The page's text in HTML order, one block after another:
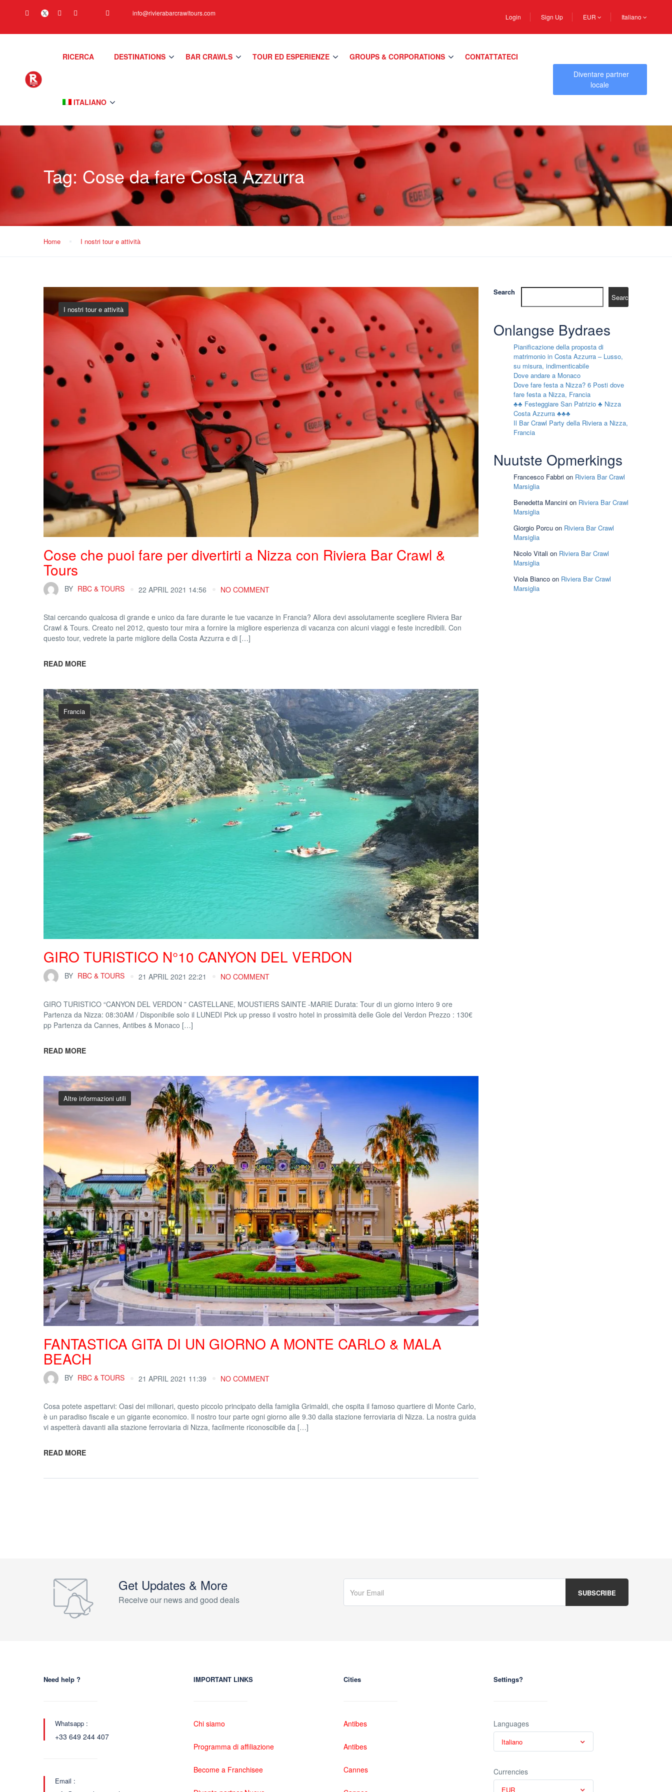
info@rivierabarcrawltours.com Login Sign Up EUR Italiano
RICERCA DESTINATIONS BAR CRAWLS TOUR ED ESPERIENZE GROUPS & CORPORATIONS CONTATTATECI
ITALIANO
Diventare partner
locale
Tag: Cose da fare Costa Azzurra
Home I nostri tour e attività
I nostri tour e attività
Cose che puoi fare per divertirti a Nizza con Riviera Bar Crawl &
Tours
BY RBC & TOURS 22 APRIL 2021 14:56 NO COMMENT
Stai cercando qualcosa di grande e unico da fare durante le tue vacanze in Francia? Allora devi assolutamente scegliere Riviera Bar
Crawl & Tours. Creato nel 2012, questo tour mira a fornire la migliore esperienza di vacanza con alcuni viaggi e feste incredibili. Con
questo tour, vedrete la parte migliore della Costa Azzurra e di […]
READ MORE
Francia
GIRO TURISTICO N°10 CANYON DEL VERDON
BY RBC & TOURS 21 APRIL 2021 22:21 NO COMMENT
GIRO TURISTICO “CANYON DEL VERDON ” CASTELLANE, MOUSTIERS SAINTE -MARIE Durata: Tour di un giorno intero 9 ore
Partenza da Nizza: 08:30AM / Disponibile solo il LUNEDI Pick up presso il vostro hotel in prossimità delle Gole del Verdon Prezzo : 130€
pp Partenza da Cannes, Antibes & Monaco […]
READ MORE
Altre informazioni utili
FANTASTICA GITA DI UN GIORNO A MONTE CARLO & MALA
BEACH
BY RBC & TOURS 21 APRIL 2021 11:39 NO COMMENT
Cosa potete aspettarvi: Oasi dei milionari, questo piccolo principato della famiglia Grimaldi, che ospita il famoso quartiere di Monte Carlo,
è un paradiso fiscale e un gigante economico. Il nostro tour parte ogni giorno alle 9.30 dalla stazione ferroviaria di Nizza. La nostra guida
vi aspetterà davanti alla stazione ferroviaria di Nizza, facilmente riconoscibile da […]
READ MORE
Search
Search
Onlangse Bydraes
Pianificazione della proposta di
matrimonio in Costa Azzurra – Lusso,
su misura, indimenticabile
Dove andare a Monaco
Dove fare festa a Nizza? 6 Posti dove
fare festa a Nizza, Francia
♣♣ Festeggiare San Patrizio ♣ Nizza
Costa Azzurra ♣♣♣
Il Bar Crawl Party della Riviera a Nizza,
Francia
Nuutste Opmerkings
Francesco Fabbri on Riviera Bar Crawl
Marsiglia
Benedetta Mancini on Riviera Bar Crawl
Marsiglia
Giorgio Porcu on Riviera Bar Crawl
Marsiglia
Nicolo Vitali on Riviera Bar Crawl
Marsiglia
Viola Bianco on Riviera Bar Crawl
Marsiglia
Get Updates & More
Receive our news and good deals
Need help ?
Whatsapp :
+33 649 244 407
Email :
IMPORTANT LINKS
Chi siamo
Programma di affiliazione
Become a Franchisee
Cities
Antibes
Antibes
Cannes
Settings?
Languages
Italiano
Currencies
EUR